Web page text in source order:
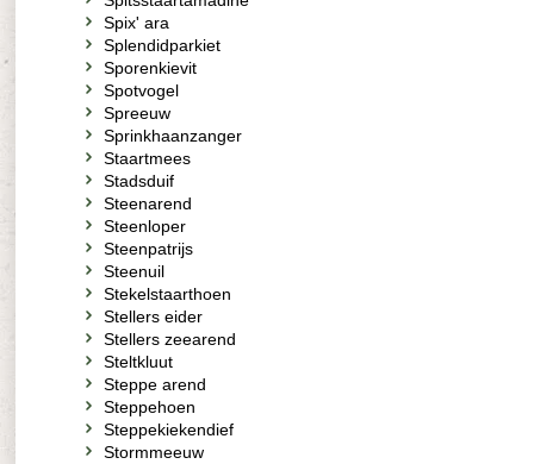
Spix' ara
Splendidparkiet
Sporenkievit
Spotvogel
Spreeuw
Sprinkhaanzanger
Staartmees
Stadsduif
Steenarend
Steenloper
Steenpatrijs
Steenuil
Stekelstaarthoen
Stellers eider
Stellers zeearend
Steltkluut
Steppe arend
Steppehoen
Steppekiekendief
Stormmeeuw